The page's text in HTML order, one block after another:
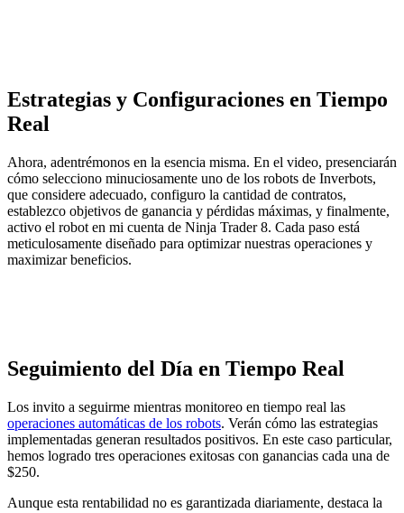
Estrategias y Configuraciones en Tiempo
Real
Ahora, adentrémonos en la esencia misma. En el video, presenciarán
cómo selecciono minuciosamente uno de los robots de Inverbots,
que considere adecuado, configuro la cantidad de contratos,
establezco objetivos de ganancia y pérdidas máximas, y finalmente,
activo el robot en mi cuenta de Ninja Trader 8. Cada paso está
meticulosamente diseñado para optimizar nuestras operaciones y
maximizar beneficios.
Seguimiento del Día en Tiempo Real
Los invito a seguirme mientras monitoreo en tiempo real las
operaciones automáticas de los robots. Verán cómo las estrategias
implementadas generan resultados positivos. En este caso particular,
hemos logrado tres operaciones exitosas con ganancias cada una de
$250.
Aunque esta rentabilidad no es garantizada diariamente, destaca la